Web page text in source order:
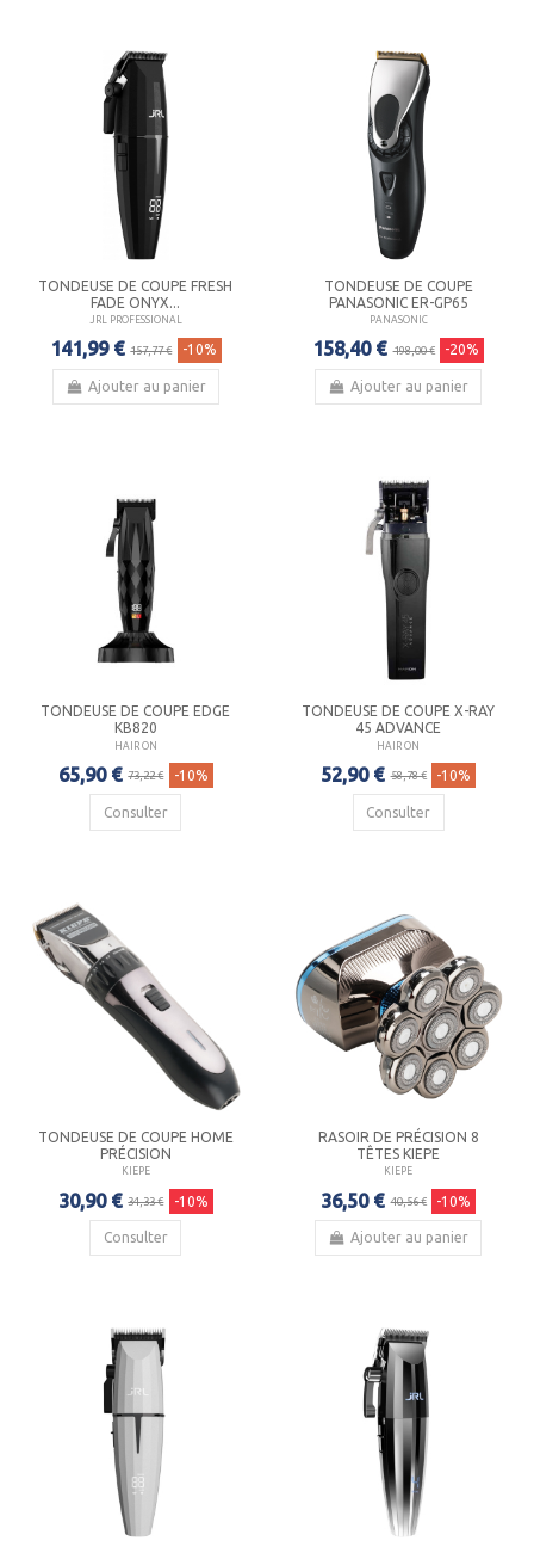
TONDEUSE DE COUPE FRESH
FADE ONYX...
JRL PROFESSIONAL
141,99 € 157,77 € -10%
Ajouter au panier
TONDEUSE DE COUPE
PANASONIC ER-GP65
PANASONIC
158,40 € 198,00 € -20%
Ajouter au panier
TONDEUSE DE COUPE EDGE
KB820
HAIR ON
65,90 € 73,22 € -10%
Consulter
TONDEUSE DE COUPE X-RAY
45 ADVANCE
HAIR ON
52,90 € 58,78 € -10%
Consulter
TONDEUSE DE COUPE HOME
PRÉCISION
KIEPE
30,90 € 34,33 € -10%
Consulter
RASOIR DE PRÉCISION 8
TÊTES KIEPE
KIEPE
36,50 € 40,56 € -10%
Ajouter au panier